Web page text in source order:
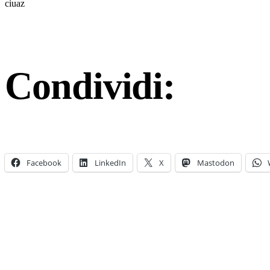
ciuaz
Condividi:
Facebook LinkedIn X Mastodon